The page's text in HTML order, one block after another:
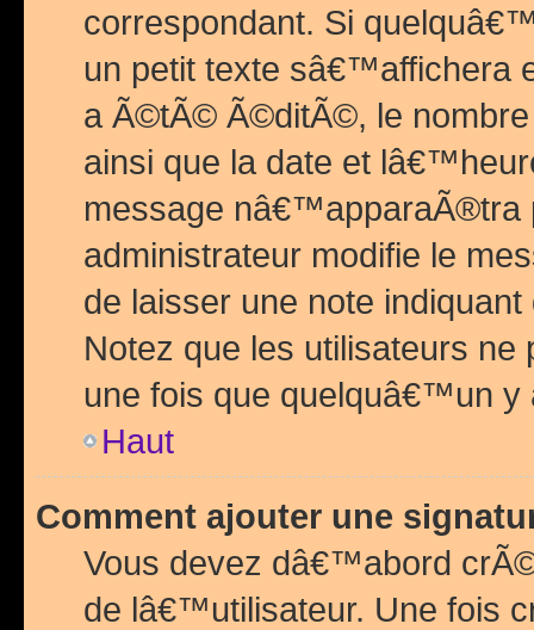
correspondant. Si
un petit texte sâ€™affichera
a Ã©tÃ© Ã©ditÃ©, le
ainsi que la date et
message nâ€™apparaÃ®tra
administrateur modifie le
de laisser une note
Notez que les utilisateurs
une fois que quelquâ€™un y
Haut
Comment ajouter une
Vous devez dâ€™abord
de lâ€™utilisateur. Une fois